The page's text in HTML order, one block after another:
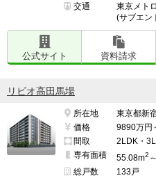
交通
東京メト
(サブエン
公式サイト 資料請求
リビオ高田馬場
所在地
東京都新
価格
9890万円
間取
2LDK・
専有面積
55.08m2
総戸数
133戸